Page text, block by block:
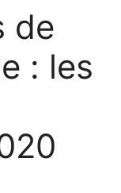
de
: les